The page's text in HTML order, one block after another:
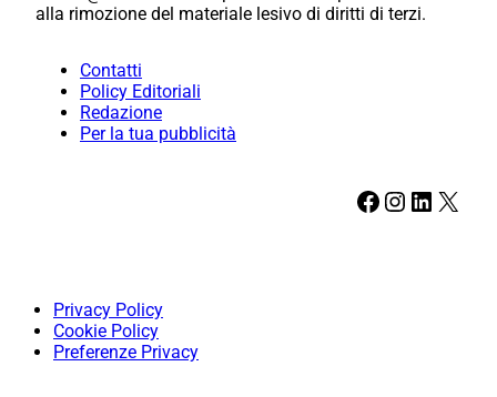
alla rimozione del materiale lesivo di diritti di terzi.
Contatti
Policy Editoriali
Redazione
Per la tua pubblicità
Facebook Instagram LinkedIn X
Privacy Policy
Cookie Policy
Preferenze Privacy